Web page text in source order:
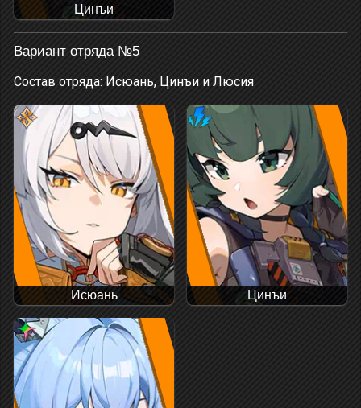
Цинъи
Вариант отряда №5
Состав отряда: Исюань, Цинъи и Люсия
Исюань Цинъи